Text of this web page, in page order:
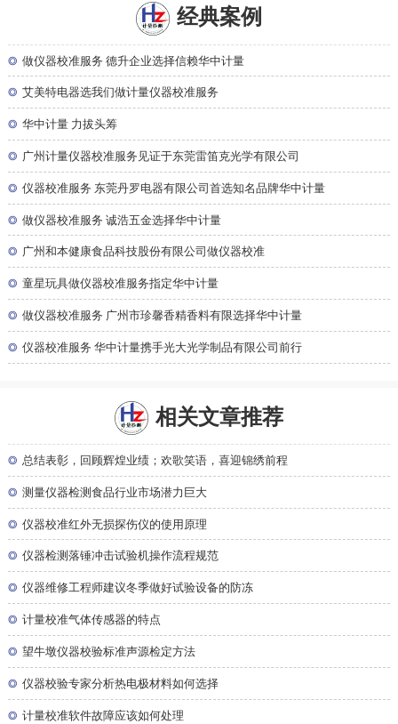
经典案例
◎ 做仪器校准服务 德升企业选择信赖华中计量
◎ 艾美特电器选我们做计量仪器校准服务
◎ 华中计量 力拔头筹
◎ 广州计量仪器校准服务见证于东莞雷笛克光学有限公司
◎ 仪器校准服务 东莞丹罗电器有限公司首选知名品牌华中计量
◎ 做仪器校准服务 诚浩五金选择华中计量
◎ 广州和本健康食品科技股份有限公司做仪器校准
◎ 童星玩具做仪器校准服务指定华中计量
◎ 做仪器校准服务 广州市珍馨香精香料有限选择华中计量
◎ 仪器校准服务 华中计量携手光大光学制品有限公司前行
相关文章推荐
◎ 总结表彰，回顾辉煌业绩；欢歌笑语，喜迎锦绣前程
◎ 测量仪器检测食品行业市场潜力巨大
◎ 仪器校准红外无损探伤仪的使用原理
◎ 仪器检测落锤冲击试验机操作流程规范
◎ 仪器维修工程师建议冬季做好试验设备的防冻
◎ 计量校准气体传感器的特点
◎ 望牛墩仪器校验标准声源检定方法
◎ 仪器校验专家分析热电极材料如何选择
◎ 计量校准软件故障应该如何处理